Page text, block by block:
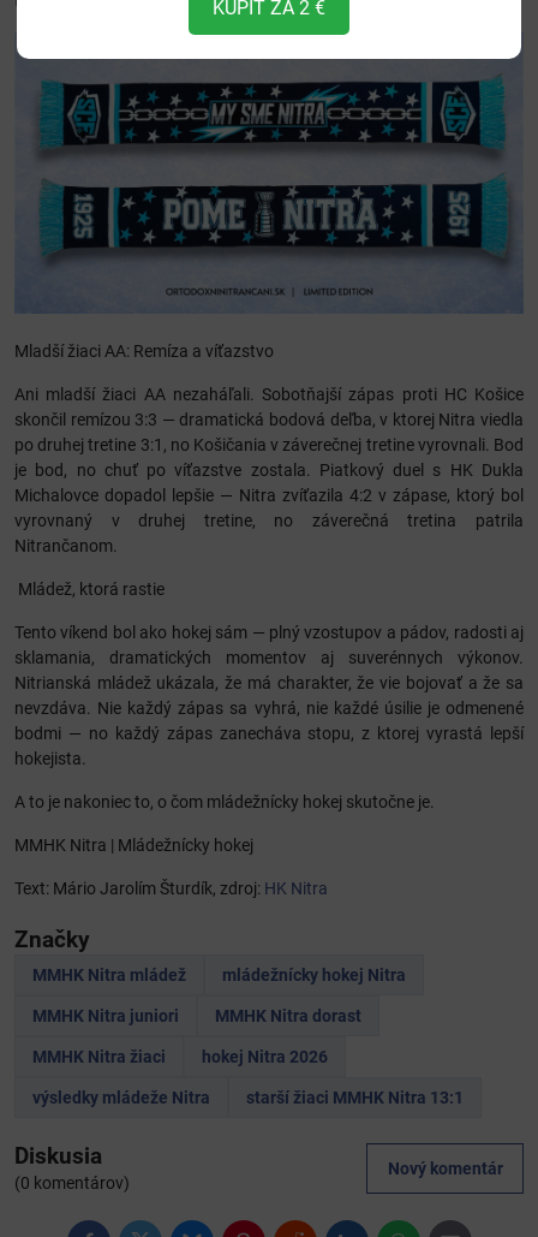
Mladší žiaci AA: Remíza a víťazstvo
Ani mladší žiaci AA nezaháľali. Sobotňajší zápas proti HC Košice
skončil remízou 3:3 — dramatická bodová deľba, v ktorej Nitra viedla
po druhej tretine 3:1, no Košičania v záverečnej tretine vyrovnali. Bod
je bod, no chuť po víťazstve zostala. Piatkový duel s HK Dukla
Michalovce dopadol lepšie — Nitra zvíťazila 4:2 v zápase, ktorý bol
vyrovnaný v druhej tretine, no záverečná tretina patrila
Nitrančanom.
Mládež, ktorá rastie
Tento víkend bol ako hokej sám — plný vzostupov a pádov, radosti aj
sklamania, dramatických momentov aj suverénnych výkonov.
Nitrianská mládež ukázala, že má charakter, že vie bojovať a že sa
nevzdáva. Nie každý zápas sa vyhrá, nie každé úsilie je odmenené
bodmi — no každý zápas zanecháva stopu, z ktorej vyrastá lepší
hokejista.
A to je nakoniec to, o čom mládežnícky hokej skutočne je.
MMHK Nitra | Mládežnícky hokej
Text: Mário Jarolím Šturdík, zdroj: HK Nitra
Značky
MMHK Nitra mládež mládežnícky hokej Nitra
MMHK Nitra juniori MMHK Nitra dorast
MMHK Nitra žiaci hokej Nitra 2026
výsledky mládeže Nitra starší žiaci MMHK Nitra 13:1
Diskusia
(0 komentárov)
Nový komentár
KÚPIŤ ZA 2 €